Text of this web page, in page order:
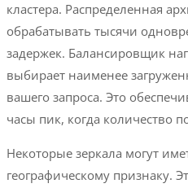
кластера. Распределенная
обрабатывать тысячи
задержек. Балансировщик
выбирает наименее
вашего запроса. Это
часы пик, когда количество
Некоторые зеркала могут
географическому признаку.